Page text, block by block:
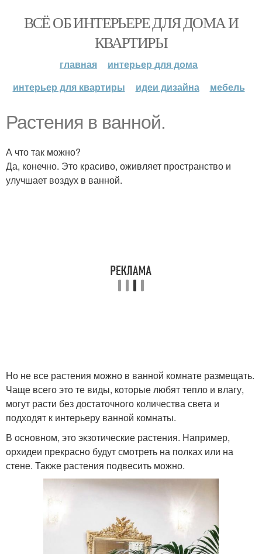
ВСЁ ОБ ИНТЕРЬЕРЕ ДЛЯ ДОМА И
КВАРТИРЫ
главная
интерьер для дома
интерьер для квартиры
идеи дизайна мебель
Растения в ванной.
А что так можно?
Да, конечно. Это красиво, оживляет пространство и
улучшает воздух в ванной.
Но не все растения можно в ванной комнате размещать.
Чаще всего это те виды, которые любят тепло и влагу,
могут расти без достаточного количества света и
подходят к интерьеру ванной комнаты.
В основном, это экзотические растения. Например,
орхидеи прекрасно будут смотреть на полках или на
стене. Также растения подвесить можно.